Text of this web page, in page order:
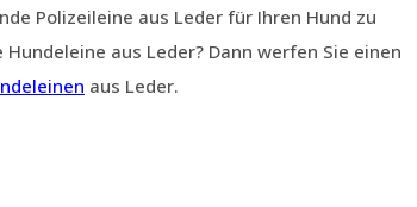
Polizeileine aus Leder für Ihren Hund zu
aus Leder? Dann werfen Sie einen
aus Leder.